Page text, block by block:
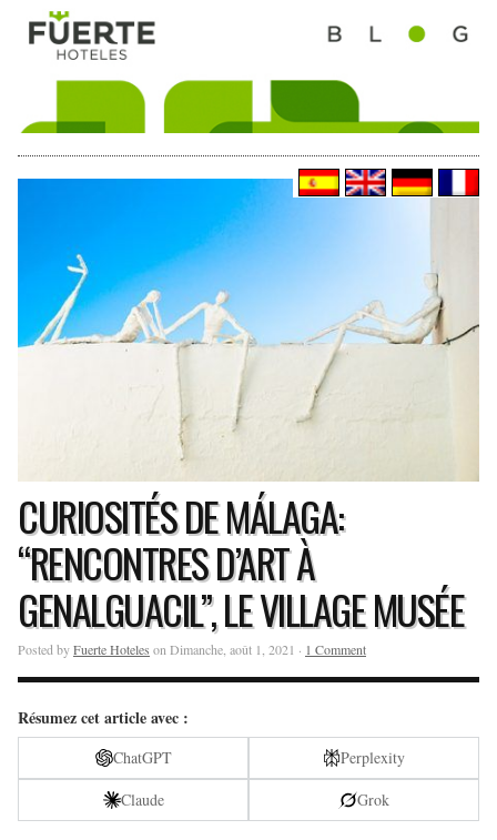
CURIOSITÉS DE MÁLAGA:
“RENCONTRES D’ART À
GENALGUACIL”, LE VILLAGE MUSÉE
Posted byFuerte Hoteles on Dimanche, août 1, 2021 · 1 Comment
Résumez cet article avec :
ChatGPT
Perplexity
Claude
Grok